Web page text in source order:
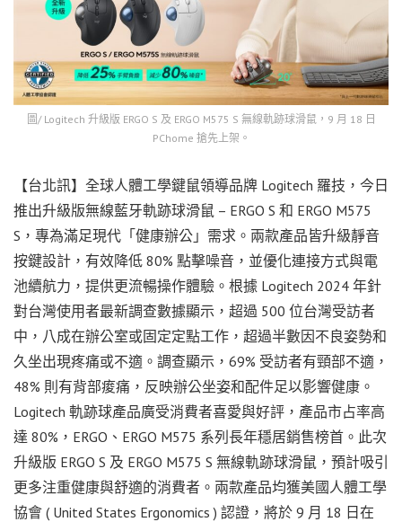
圖/ Logitech 升級版 ERGO S 及 ERGO M575 S 無線軌跡球滑鼠，9 月 18 日
PChome 搶先上架。
【台北訊】全球人體工學鍵鼠領導品牌 Logitech 羅技，今日
推出升級版無線藍牙軌跡球滑鼠 – ERGO S 和 ERGO M575
S，專為滿足現代「健康辦公」需求。兩款產品皆升級靜音
按鍵設計，有效降低 80% 點擊噪音，並優化連接方式與電
池續航力，提供更流暢操作體驗。根據 Logitech 2024 年針
對台灣使用者最新調查數據顯示，超過 500 位台灣受訪者
中，八成在辦公室或固定定點工作，超過半數因不良姿勢和
久坐出現疼痛或不適。調查顯示，69% 受訪者有頸部不適，
48% 則有背部痠痛，反映辦公坐姿和配件足以影響健康。
Logitech 軌跡球產品廣受消費者喜愛與好評，產品市占率高
達 80%，ERGO、ERGO M575 系列長年穩居銷售榜首。此次
升級版 ERGO S 及 ERGO M575 S 無線軌跡球滑鼠，預計吸引
更多注重健康與舒適的消費者。兩款產品均獲美國人體工學
協會 ( United States Ergonomics ) 認證，將於 9 月 18 日在